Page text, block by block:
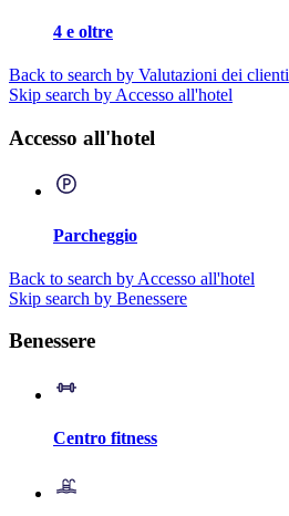
4 e oltre
Back to search by Valutazioni dei clienti
Skip search by Accesso all'hotel
Accesso all'hotel
Parcheggio
Back to search by Accesso all'hotel
Skip search by Benessere
Benessere
Centro fitness